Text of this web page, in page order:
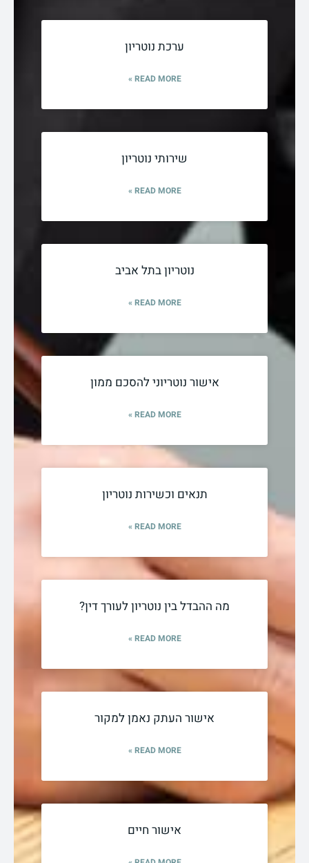
ערכת נוטריון
READ MORE »
שירותי נוטריון
READ MORE »
נוטריון בתל אביב
READ MORE »
אישור נוטריוני להסכם ממון
READ MORE »
תנאים וכשירות נוטריון
READ MORE »
מה ההבדל בין נוטריון לעורך דין?
READ MORE »
אישור העתק נאמן למקור
READ MORE »
אישור חיים